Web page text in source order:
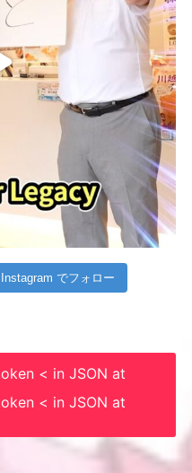
Instagram でフォロー
< in JSON at
< in JSON at